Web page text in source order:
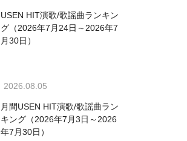
USEN HIT演歌/歌謡曲ランキン
グ（2026年7月24日～2026年7
月30日）
2026.08.05
月間USEN HIT演歌/歌謡曲ラン
キング（2026年7月3日～2026
年7月30日）